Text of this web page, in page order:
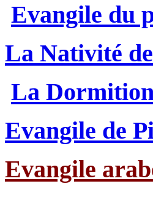
Evangile du
La Nativité
La
Evangile de
Evangile